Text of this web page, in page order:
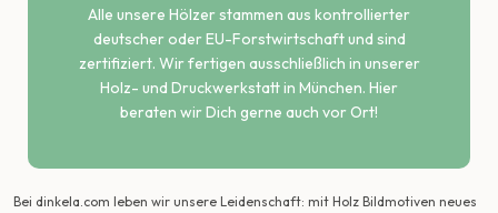
Alle unsere Hölzer stammen aus kontrollierter
deutscher oder EU-Forstwirtschaft und sind
zertifiziert. Wir fertigen ausschließlich in unserer
Holz- und Druckwerkstatt in München. Hier
beraten wir Dich gerne auch vor Ort!
Bei dinkela.com leben wir unsere Leidenschaft: mit Holz Bildmotiven neues